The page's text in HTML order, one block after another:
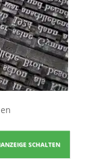
SCHALTEN